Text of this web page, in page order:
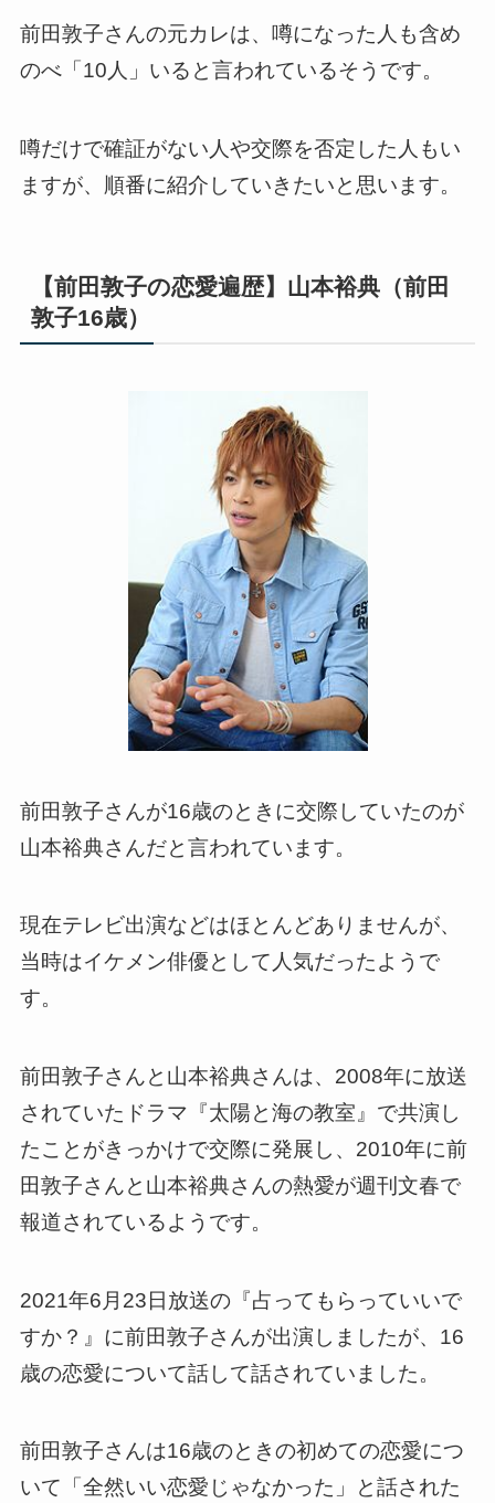
前田敦子さんの元カレは、噂になった人も含め
のべ「10人」いると言われているそうです。
噂だけで確証がない人や交際を否定した人もい
ますが、順番に紹介していきたいと思います。
【前田敦子の恋愛遍歴】山本裕典（前田
敦子16歳）
前田敦子さんが16歳のときに交際していたのが
山本裕典さんだと言われています。
現在テレビ出演などはほとんどありませんが、
当時はイケメン俳優として人気だったようで
す。
前田敦子さんと山本裕典さんは、2008年に放送
されていたドラマ『太陽と海の教室』で共演し
たことがきっかけで交際に発展し、2010年に前
田敦子さんと山本裕典さんの熱愛が週刊文春で
報道されているようです。
2021年6月23日放送の『占ってもらっていいで
すか？』に前田敦子さんが出演しましたが、16
歳の恋愛について話して話されていました。
前田敦子さんは16歳のときの初めての恋愛につ
いて「全然いい恋愛じゃなかった」と話された